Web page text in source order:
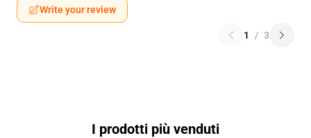
Write your review
1 / 3
I prodotti più venduti